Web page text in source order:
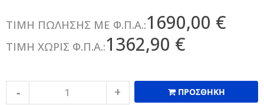
ΤΙΜΗ ΠΩΛΗΣΗΣ ΜΕ Φ.Π.Α.:1690,00 €
ΤΙΜΗ ΧΩΡΙΣ Φ.Π.Α.:1362,90 €
ΠΡΟΣΘΗΚΗ